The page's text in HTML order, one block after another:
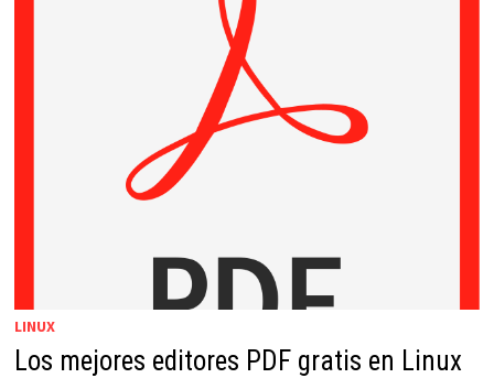
LINUX
Los mejores editores PDF gratis en Linux